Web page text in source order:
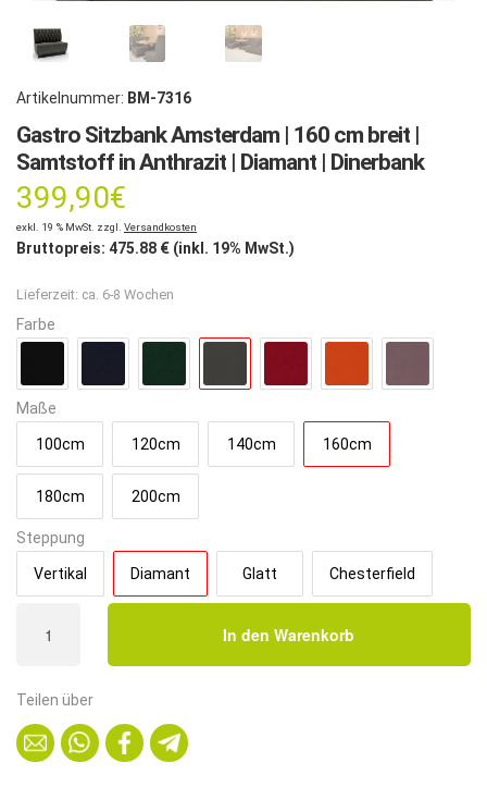
Artikelnummer: BM-7316
Gastro Sitzbank Amsterdam | 160 cm breit |
Samtstoff in Anthrazit | Diamant | Dinerbank
399,90€
exkl. 19 % MwSt. zzgl. Versandkosten
Bruttopreis: 475.88 € (inkl. 19% MwSt.)
Lieferzeit: ca. 6-8 Wochen
Farbe
Maße
100cm 120cm 140cm 160cm
180cm 200cm
Steppung
Vertikal Diamant Glatt Chesterfield
Sitzbank
|
cm
breit
In den Warenkorb
Teilen über